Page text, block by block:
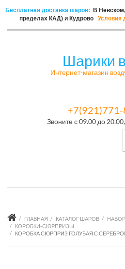
Бесплатная доставка шаров:
В
пределах КАД) и Кудрово
Условия
Шарики
Интернет-магазин
Звоните с 09.00 до
ГЛАВНАЯ КАТАЛОГ ШАРОВ
КОРОБКИ-СЮРПРИЗЫ
КОРОБКА СЮРПРИЗ ГОЛУБАЯ С